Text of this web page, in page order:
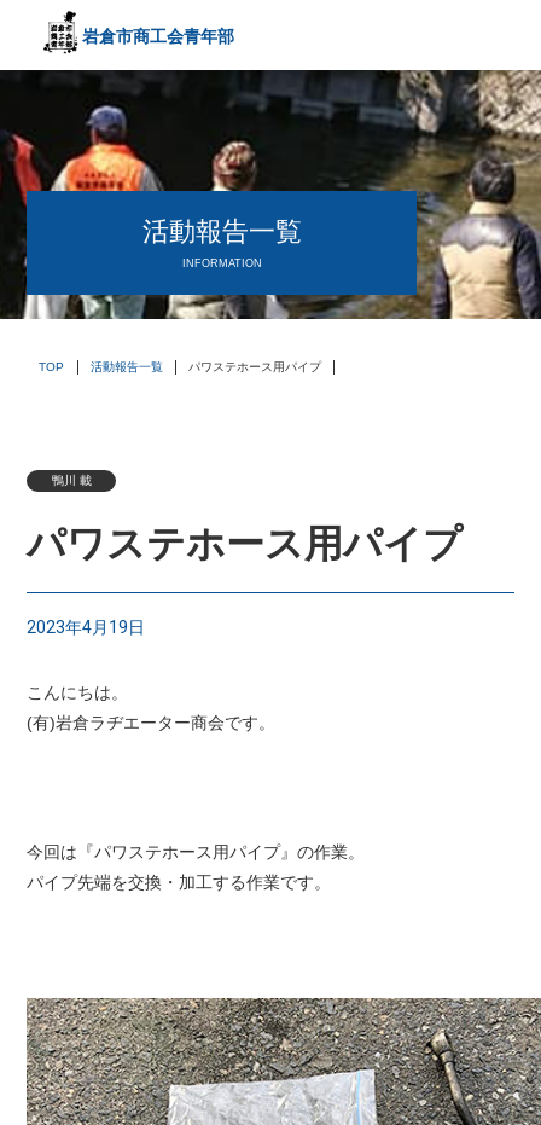
岩倉市商工会青年部
〒482－0042
愛知県岩倉市中本町西出口31-1
TEL:0587-66-3400
FAX:0587-66-3417
頑張る中小企業を応援します！
活動報告一覧
INFORMATION
TOP 活動報告一覧 パワステホース用パイプ
鴨川 載
パワステホース用パイプ
2023年4月19日
こんにちは。
(有)岩倉ラヂエーター商会です。
今回は『パワステホース用パイプ』の作業。
パイプ先端を交換・加工する作業です。